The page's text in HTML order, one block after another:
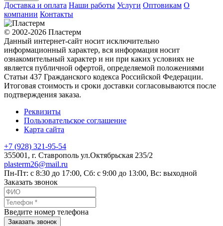
Доставка и оплата Наши работы Услуги Оптовикам О
компании Контакты
© 2002-2026 Пластерм
Данный интернет-сайт носит исключительно
информационный характер, вся информация носит
ознакомительный характер и ни при каких условиях не
является публичной офертой, определяемой положениями
Статьи 437 Гражданского кодекса Российской Федерации.
Итоговая стоимость и сроки доставки согласовываются после
подтверждения заказа.
Реквизиты
Пользовательское соглашение
Карта сайта
+7 (928) 321-95-54
355001 , г. Ставрополь ул.Октябрьская 235/2
plasterm26@mail.ru
Пн-Пт: с 8:30 до 17:00, Сб: с 9:00 до 13:00, Вс: выходной
Заказать звонок
Введите номер телефона
Заказать звонок